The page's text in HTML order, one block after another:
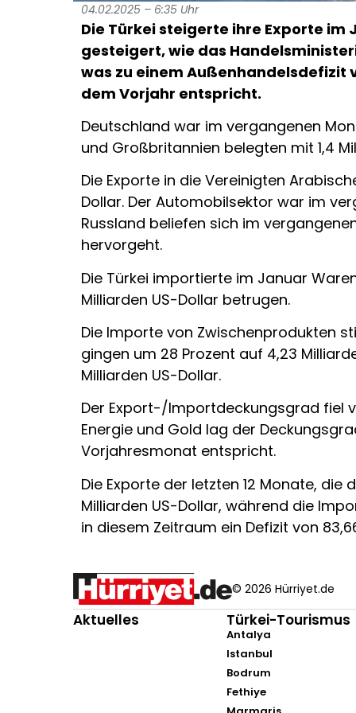
04.02.2025 – 6:35 Uhr
Die Türkei steigerte ihre Exporte im
gesteigert, wie das
was zu einem Außenhandelsdefizit
dem Vorjahr entspricht.
Deutschland war im vergangenen
und Großbritannien belegten mit 1,4
Die Exporte in die Vereinigten
Dollar. Der Automobilsektor war im
Russland beliefen sich im
hervorgeht.
Die Türkei importierte im Januar
Milliarden US-Dollar betrugen.
Die Importe von Zwischenprodukten
gingen um 28 Prozent auf 4,23
Milliarden US-Dollar.
Der Export-/Importdeckungsgrad fiel
Energie und Gold lag der
Vorjahresmonat entspricht.
Die Exporte der letzten 12 Monate,
Milliarden US-Dollar, während die
in diesem Zeitraum ein Defizit von
© 2026 Hürriyet.de
Aktuelles Türkei-Tourismus
Antalya
Istanbul
Bodrum
Fethiye